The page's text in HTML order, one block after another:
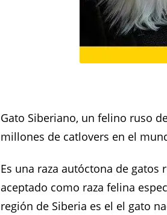
Gato Siberiano, un felino ruso
millones de catlovers en el
Es una raza autóctona de gatos
aceptado como raza felina
región de Siberia es el el gato